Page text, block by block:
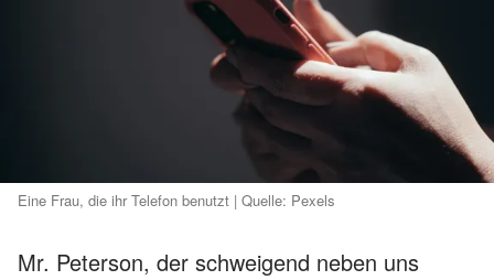
Eine Frau, die ihr Telefon benutzt | Quelle: Pexels
Mr. Peterson, der schweigend neben uns